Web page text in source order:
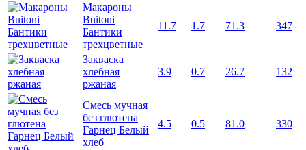
Макароны
Buitoni
Бантики
трехцветные
11.7 1.7 71.3 347
Закваска
хлебная
ржаная
3.9 0.7 26.7 132
Смесь мучная
без глютена
Гарнец Белый
хлеб
4.5 0.5 81.0 330